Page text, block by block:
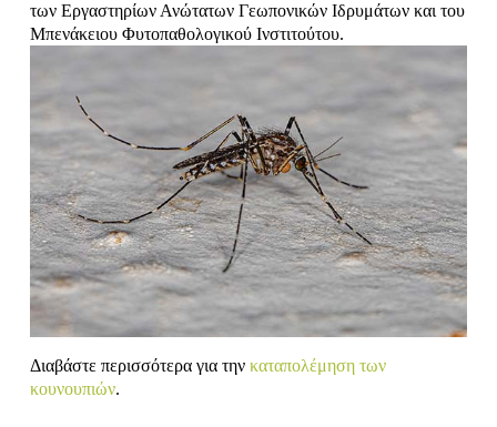
των Εργαστηρίων Ανώτατων Γεωπονικών Ιδρυμάτων και του
Μπενάκειου Φυτοπαθολογικού Ινστιτούτου.
Διαβάστε περισσότερα για την καταπολέμηση των
κουνουπιών.